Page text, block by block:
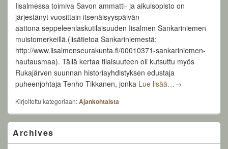
Iisalmessa toimiva Savon ammatti- ja aikuisopisto on
järjestänyt vuosittain itsenäisyyspäivän
aattona seppeleenlaskutilaisuuden Iisalmen Sankariniemen
muistomerkeillä.(lisätietoa Sankariniemestä:
http://www.iisalmenseurakunta.fi/00010371-sankariniemen-
hautausmaa). Tällä kertaa tilaisuuteen oli kutsuttu myös
Rukajärven suunnan historiayhdistyksen edustaja
puheenjohtaja Tenho Tikkanen, jonka Lue lisää…HYVÄÄ
→
Kirjoitettu kategoriaan:Ajankohtaista
Primary
Sidebar
Archives